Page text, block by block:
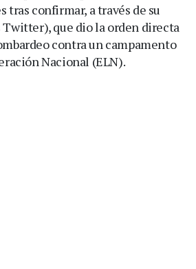
tras confirmar, a través de su
Twitter), que dio la orden directa
contra un campamento
Nacional (ELN).